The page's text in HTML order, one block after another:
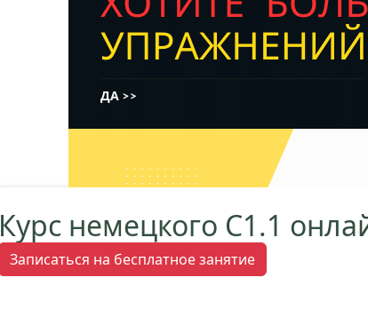
Курс немецкого C1.1
Записаться на бесплатное занятие